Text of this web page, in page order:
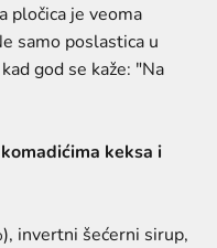
pločica je veoma
samo poslastica u
god se kaže: "Na
keksa i
invertni šećerni sirup,